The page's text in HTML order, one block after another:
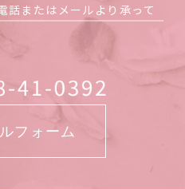
話またはメールより承って
フォーム